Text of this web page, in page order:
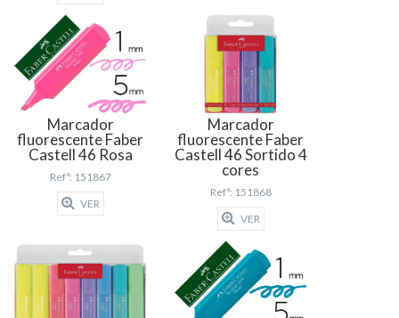
Marcador
fluorescente Faber
Castell 46 Rosa
Refª: 151867
VER
Marcador
fluorescente Faber
Castell 46 Sortido 4
cores
Refª: 151868
VER